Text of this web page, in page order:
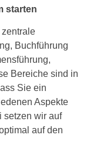
starten
Buchführung
Bereiche sind in
Sie ein
Aspekte
setzen wir auf
auf den